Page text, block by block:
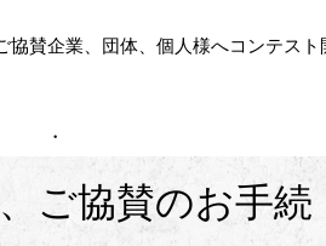
協賛企業、団体、個人様へコンテスト
・
ご協賛のお手続